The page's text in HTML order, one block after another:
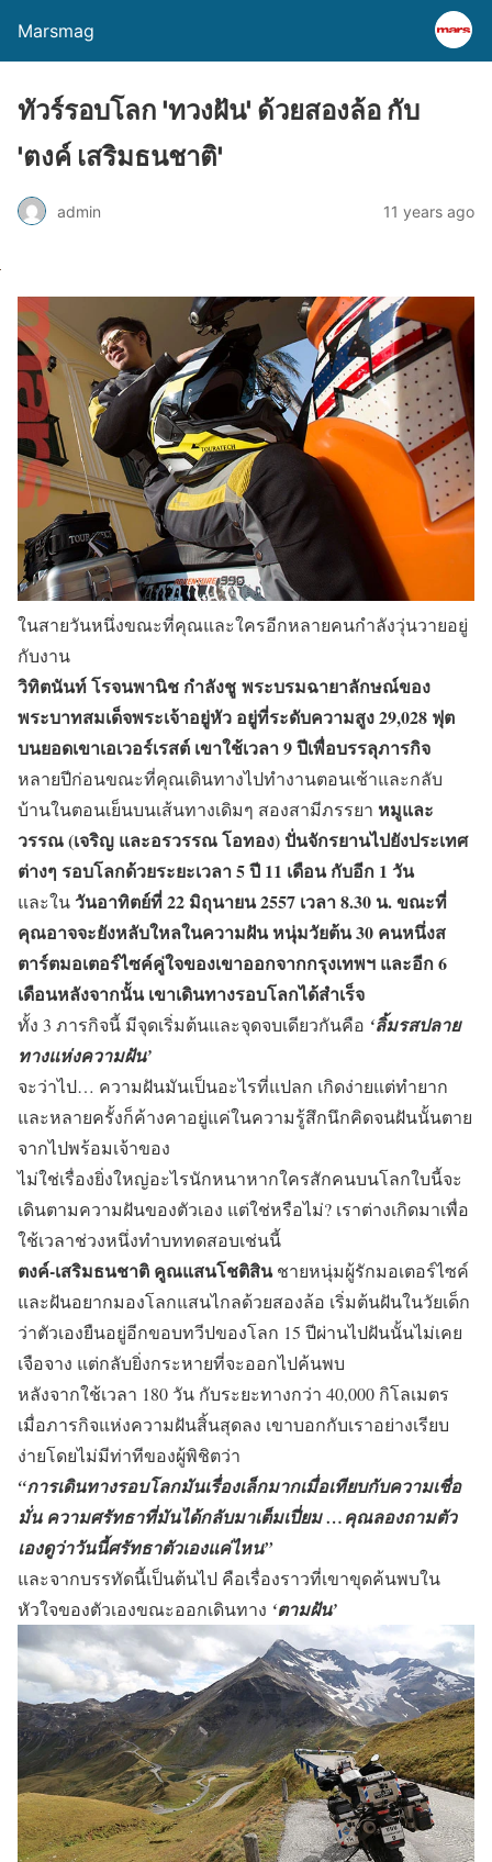
Marsmag
ทัวร์รอบโลก 'ทวงฝัน' ด้วยสองล้อ กับ
'ตงค์ เสริมธนชาติ'
admin 11 years ago
ในสายวันหนึ่งขณะที่คุณและใครอีกหลายคนกำลังวุ่นวายอยู่
กับงาน
วิทิตนันท์ โรจนพานิช กำลังชู พระบรมฉายาลักษณ์ของ
พระบาทสมเด็จพระเจ้าอยู่หัว อยู่ที่ระดับความสูง 29,028 ฟุต
บนยอดเขาเอเวอร์เรสต์ เขาใช้เวลา 9 ปีเพื่อบรรลุภารกิจ
หลายปีก่อนขณะที่คุณเดินทางไปทำงานตอนเช้าและกลับ
บ้านในตอนเย็นบนเส้นทางเดิมๆ สองสามีภรรยา หมูและ
วรรณ (เจริญ และอรวรรณ โอทอง) ปั่นจักรยานไปยังประเทศ
ต่างๆ รอบโลกด้วยระยะเวลา 5 ปี 11 เดือน กับอีก 1 วัน
และในวันอาทิตย์ที่ 22 มิถุนายน 2557 เวลา 8.30 น. ขณะที่
คุณอาจจะยังหลับใหลในความฝัน หนุ่มวัยต้น 30 คนหนึ่งส
ตาร์ตมอเตอร์ไซค์คู่ใจของเขาออกจากกรุงเทพฯ และอีก 6
เดือนหลังจากนั้น เขาเดินทางรอบโลกได้สำเร็จ
ทั้ง 3 ภารกิจนี้ มีจุดเริ่มต้นและจุดจบเดียวกันคือ ‘ลิ้มรสปลาย
ทางแห่งความฝัน’
จะว่าไป… ความฝันมันเป็นอะไรที่แปลก เกิดง่ายแต่ทำยาก
และหลายครั้งก็ค้างคาอยู่แค่ในความรู้สึกนึกคิดจนฝันนั้นตาย
จากไปพร้อมเจ้าของ
ไม่ใช่เรื่องยิ่งใหญ่อะไรนักหนาหากใครสักคนบนโลกใบนี้จะ
เดินตามความฝันของตัวเอง แต่ใช่หรือไม่? เราต่างเกิดมาเพื่อ
ใช้เวลาช่วงหนึ่งทำบททดสอบเช่นนี้
ตงค์-เสริมธนชาติ คูณแสนโชติสินชายหนุ่มผู้รักมอเตอร์ไซค์
และฝันอยากมองโลกแสนไกลด้วยสองล้อ เริ่มต้นฝันในวัยเด็ก
ว่าตัวเองยืนอยู่อีกขอบทวีปของโลก 15 ปีผ่านไปฝันนั้นไม่เคย
เจือจาง แต่กลับยิ่งกระหายที่จะออกไปค้นพบ
หลังจากใช้เวลา 180 วัน กับระยะทางกว่า 40,000 กิโลเมตร
เมื่อภารกิจแห่งความฝันสิ้นสุดลง เขาบอกกับเราอย่างเรียบ
ง่ายโดยไม่มีท่าทีของผู้พิชิตว่า
“การเดินทางรอบโลกมันเรื่องเล็กมากเมื่อเทียบกับความเชื่อ
มั่น ความศรัทธาที่มันได้กลับมาเต็มเปี่ยม …คุณลองถามตัว
เองดูว่าวันนี้ศรัทธาตัวเองแค่ไหน”
และจากบรรทัดนี้เป็นต้นไป คือเรื่องราวที่เขาขุดค้นพบใน
หัวใจของตัวเองขณะออกเดินทาง ‘ตามฝัน’